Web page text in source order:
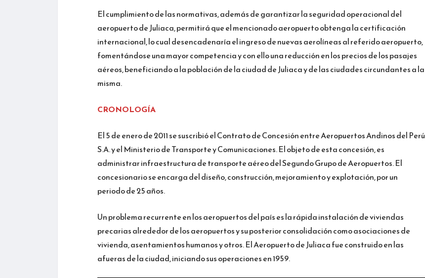
El cumplimiento de las normativas, además de garantizar la seguridad operacional del
aeropuerto de Juliaca, permitirá que el mencionado aeropuerto obtenga la certificación
internacional, lo cual desencadenaría el ingreso de nuevas aerolíneas al referido aeropuerto,
fomentándose una mayor competencia y con ello una reducción en los precios de los pasajes
aéreos, beneficiando a la población de la ciudad de Juliaca y de las ciudades circundantes a la
misma.
CRONOLOGÍA
El 5 de enero de 2011 se suscribió el Contrato de Concesión entre Aeropuertos Andinos del Perú
S.A. y el Ministerio de Transporte y Comunicaciones. El objeto de esta concesión, es
administrar infraestructura de transporte aéreo del Segundo Grupo de Aeropuertos. El
concesionario se encarga del diseño, construcción, mejoramiento y explotación, por un
periodo de 25 años.
Un problema recurrente en los aeropuertos del país es la rápida instalación de viviendas
precarias alrededor de los aeropuertos y su posterior consolidación como asociaciones de
vivienda, asentamientos humanos y otros. El Aeropuerto de Juliaca fue construido en las
afueras de la ciudad, iniciando sus operaciones en 1959.